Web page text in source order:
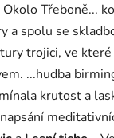
Třeboně...
a spolu se
trojici, ve které
...hudba
krutost a